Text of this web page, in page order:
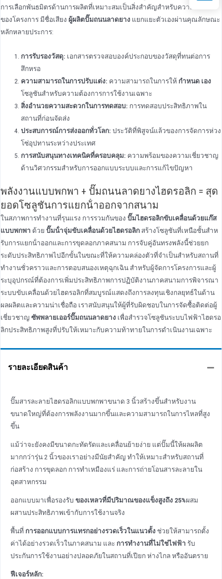
การเลือกพันธมิตรด้านการผลิตที่เหมาะสมเป็นสิ่งสําคัญสําหรับความสําเร็จ
ของโครงการ มีชื่อเสียง ผู้ผลิตปั๊มถนนลาดยาง แยกแยะตัวเองผ่านคุณลักษณะ
หลักหลายประการ:
การรับรองวัสดุ: เอกสารตรวจสอบองค์ประกอบของวัสดุที่ทนต่อการ
สึกหรอ
ความสามารถในการปรับแต่ง: ความสามารถในการให้ กำหนด เอง
โซลูชันสําหรับความต้องการการใช้งานเฉพาะ
สิ่งอํานวยความสะดวกในการทดสอบ: การทดสอบประสิทธิภาพใน
สถานที่ก่อนจัดส่ง
ประสบการณ์การส่งออกทั่วโลก: ประวัติที่พิสูจน์แล้วของการจัดการห่วง
โซ่อุปทานระหว่างประเทศ
การสนับสนุนทางเทคนิคที่ครอบคลุม: ความพร้อมของความเชี่ยวชาญ
ด้านวิศวกรรมสําหรับการออกแบบระบบและการแก้ไขปัญหา
พลังงานแบบพกพา + ปั๊มถนนลาดยางไฮดรอลิก = สุด
ยอดโซลูชันการแยกน้ําออกจากสนาม
ในสภาพการทํางานที่รุนแรง การรวมกันของ ปั๊มไฮดรอลิกขับเคลื่อนด้วยแก๊ส
แบบพกพา ด้วย ปั๊มน้ําจุ่มขับเคลื่อนด้วยไฮดรอลิก สร้างโซลูชันที่เหนือชั้นสําห
รับการแยกน้ําออกและการขุดลอกภาคสนาม การจับคู่อันทรงพลังนี้ช่วยยก
ระดับประสิทธิภาพไปอีกขั้นในขณะที่ให้ความคล่องตัวที่จําเป็นสําหรับสถานที่
ทํางานชั่วคราวและการตอบสนองเหตุฉุกเฉิน สําหรับผู้จัดการโครงการและผู้
ระบุอุปกรณ์ที่ต้องการเพิ่มประสิทธิภาพการปฏิบัติงานภาคสนามการพิจารณา
ระบบขับเคลื่อนด้วยไฮดรอลิกที่สมบูรณ์แสดงถึงการลงทุนเชิงกลยุทธ์ในด้าน
ผลผลิตและความน่าเชื่อถือ เราสนับสนุนให้ผู้ที่รับผิดชอบในการจัดซื้อติดต่อผู้
เชี่ยวชาญ ซัพพลายเออร์ปั๊มถนนลาดยาง เพื่อสํารวจโซลูชันระบบไฟฟ้าไฮดรอ
ลิกประสิทธิภาพสูงที่ปรับให้เหมาะกับความท้าทายในการดําเนินงานเฉพาะ
รายละเอียดสินค้า
ปั๊มสารละลายไฮดรอลิกแบบพกพาขนาด 3 นิ้วสร้างขึ้นสําหรับงาน
ขนาดใหญ่ที่ต้องการพลังงานมากขึ้นและความสามารถในการไหลที่สูง
ขึ้น
แม้ว่าจะยังคงมีขนาดกะทัดรัดและเคลื่อนย้ายง่าย แต่ปั๊มนี้ให้ผลผลิต
มากกว่ารุ่น 2 นิ้วของเราอย่างมีนัยสําคัญ ทําให้เหมาะสําหรับสถานที่
ก่อสร้าง การขุดลอก การทําเหมืองแร่ และการถ่ายโอนสารละลายใน
อุตสาหกรรม
ออกแบบมาเพื่อรองรับ ของเหลวที่มีปริมาณของแข็งสูงถึง 25%ผสม
ผสานประสิทธิภาพเข้ากับการใช้งานจริง
พื้นที่ การออกแบบการแทรกอย่างรวดเร็วในแนวตั้ง ช่วยให้สามารถตั้ง
ค่าได้อย่างรวดเร็วในภาคสนาม และ การทํางานที่ไม่ใช่ไฟฟ้า รับ
ประกันการใช้งานอย่างปลอดภัยในสถานที่เปียก ห่างไกล หรืออันตราย
ฟีเจอร์หลัก: